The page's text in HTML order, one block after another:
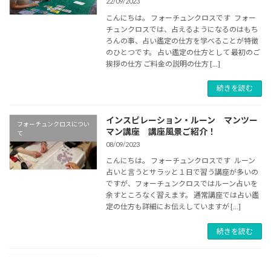
こんにちは。 フォーチュンクロスです フォー
チュンクロスでは、占えるようになるのはもち
ろんの事、占い鑑定の仕方を学べることが特徴
のひとつです。 占い鑑定の仕方として 最初のご
挨拶の仕方 ご料金の説明の仕方 […]
続きを読む
フォーチュンクロスについ
て
インスピレーション・ルーン マンツー
マン講座 講座風景ご紹介！
08/09/2023
こんにちは。 フォーチュンクロスです ルーン
占いと言うとサラッと１日で習う講座が多いの
ですが、フォーチュンクロスではルーン占いを
余すところなく習えます。 通常講座では占い鑑
定の仕方も詳細にお伝えしていますが […]
続きを読む